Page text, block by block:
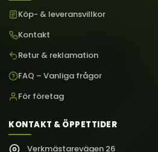
Köp- & leveransvillkor
Kontakt
Retur & reklamation
FAQ – Vanliga frågor
För företag
KONTAKT & ÖPPETTIDER
Verkmästarevägen 26